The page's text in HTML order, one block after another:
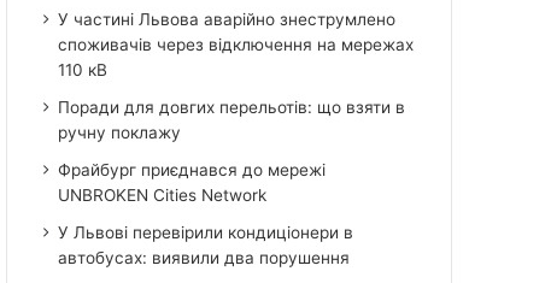
У частині Львова аварійно знеструмлено
споживачів через відключення на мережах
110 кВ
Поради для довгих перельотів: що взяти в
ручну поклажу
Фрайбург приєднався до мережі
UNBROKEN Cities Network
У Львові перевірили кондиціонери в
автобусах: виявили два порушення